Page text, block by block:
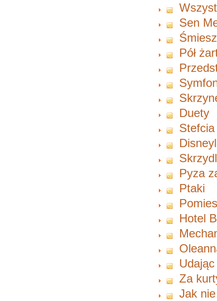
Sen
Pół
Duety
Pyza
Ptaki
Hotel
Za
Jak